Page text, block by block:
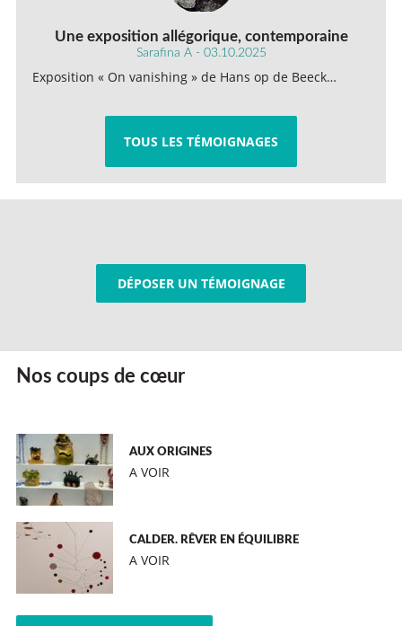
Une exposition allégorique, contemporaine
Sarafina A - 03.10.2025
Exposition « On vanishing » de Hans op de Beeck…
TOUS LES TÉMOIGNAGES
DÉPOSER UN TÉMOIGNAGE
Nos coups de cœur
AUX ORIGINES
A VOIR
CALDER. RÊVER EN ÉQUILIBRE
A VOIR